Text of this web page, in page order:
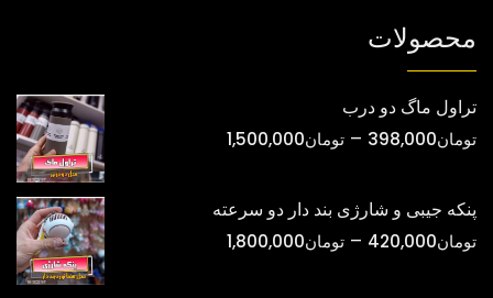
محصولات
تراول ماگ دو درب
تومان398,000
– تومان1,500,000محدوده
پنکه جیبی و شارژی بند دار دو سرعته
تومان420,000
– تومان1,800,000محدوده